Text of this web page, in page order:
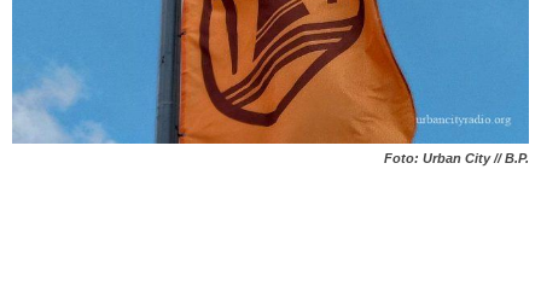
Foto: Urban City // B.P.